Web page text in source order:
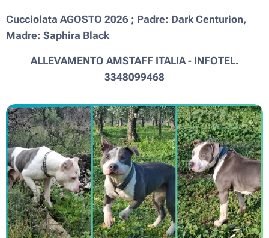
Cucciolata AGOSTO 2026 ; Padre: Dark Centurion,
Madre: Saphira Black
ALLEVAMENTO AMSTAFF ITALIA - INFOTEL.
3348099468